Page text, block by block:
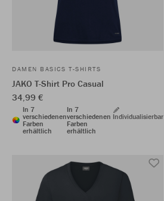
DAMEN BASICS T-SHIRTS
JAKO T-Shirt Pro Casual
34,99 €
In 7
verschiedenen
Farben
erhältlich
In 7
verschiedenen
Farben
erhältlich
Individualisierbar